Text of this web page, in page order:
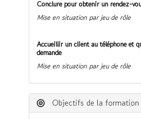
Conclure pour obtenir un rendez-
Mise en situation par jeu de rôle
Accueillir un client au téléphone et
demande
Mise en situation par jeu de rôle
Objectifs de la formation